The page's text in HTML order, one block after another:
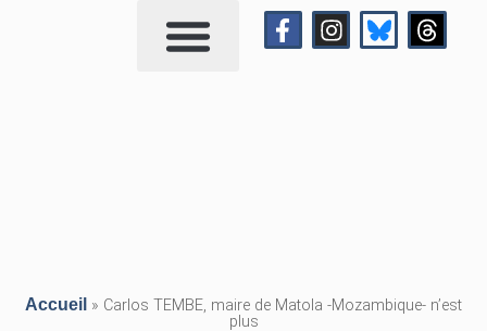
Accueil » Carlos TEMBE, maire de Matola -Mozambique- n’est
plus